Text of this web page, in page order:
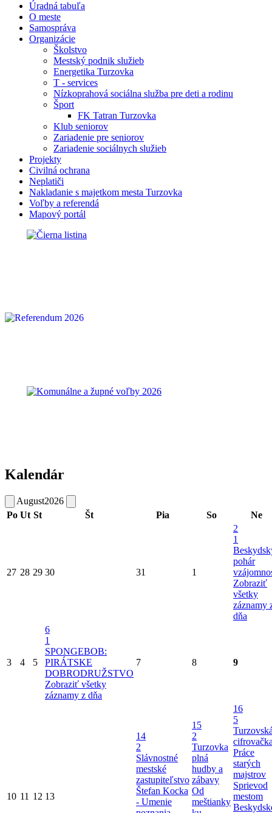
Úradná tabuľa
O meste
Samospráva
Organizácie
Školstvo
Mestský podnik služieb
Energetika Turzovka
T - services
Nízkoprahová sociálna služba pre deti a rodinu
Šport
FK Tatran Turzovka
Klub seniorov
Zariadenie pre seniorov
Zariadenie sociálnych služieb
Projekty
Civilná ochrana
Neplatiči
Nakladanie s majetkom mesta Turzovka
Voľby a referendá
Mapový portál
Kalendár
August2026
Po Ut St Št Pia So Ne
27 28 29 30 31 1
2
1
pohár
Zobraziť
všetky
záznamy
dňa
3 4 5
6
1
SPONGEBOB:
PIRÁTSKE
DOBRODRUŽSTVO
Zobraziť všetky
záznamy z dňa
7 8 9
10 11 12 13
14
2
Slávnostné
mestské
zastupiteľstvo
Štefan Kocka
- Umenie
15
2
Turzovka
plná
hudby a
zábavy
Od
meštianky
16
5
Práce
starých
majstrov
Sprievod
mestom